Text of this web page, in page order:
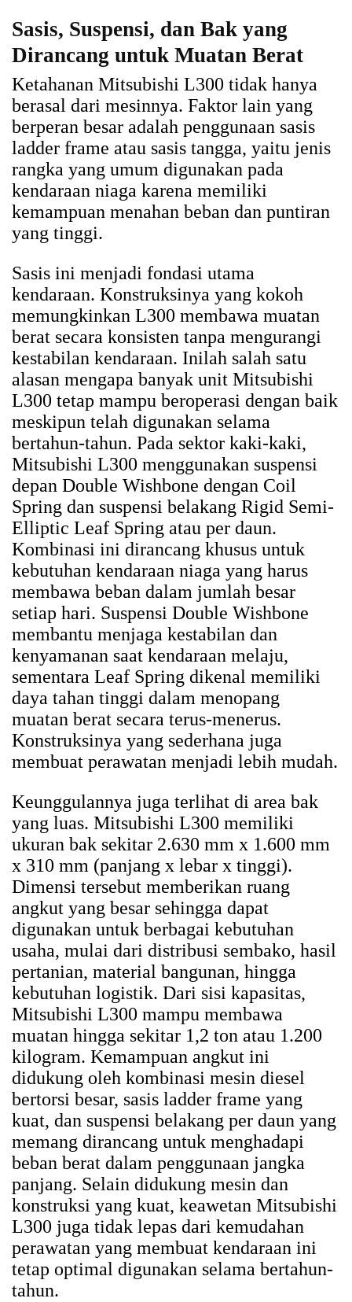
Sasis, Suspensi, dan Bak yang
Dirancang untuk Muatan Berat
Ketahanan Mitsubishi L300 tidak hanya
berasal dari mesinnya. Faktor lain yang
berperan besar adalah penggunaan sasis
ladder frame atau sasis tangga, yaitu jenis
rangka yang umum digunakan pada
kendaraan niaga karena memiliki
kemampuan menahan beban dan puntiran
yang tinggi.
Sasis ini menjadi fondasi utama
kendaraan. Konstruksinya yang kokoh
memungkinkan L300 membawa muatan
berat secara konsisten tanpa mengurangi
kestabilan kendaraan. Inilah salah satu
alasan mengapa banyak unit Mitsubishi
L300 tetap mampu beroperasi dengan baik
meskipun telah digunakan selama
bertahun-tahun. Pada sektor kaki-kaki,
Mitsubishi L300 menggunakan suspensi
depan Double Wishbone dengan Coil
Spring dan suspensi belakang Rigid Semi-
Elliptic Leaf Spring atau per daun.
Kombinasi ini dirancang khusus untuk
kebutuhan kendaraan niaga yang harus
membawa beban dalam jumlah besar
setiap hari. Suspensi Double Wishbone
membantu menjaga kestabilan dan
kenyamanan saat kendaraan melaju,
sementara Leaf Spring dikenal memiliki
daya tahan tinggi dalam menopang
muatan berat secara terus-menerus.
Konstruksinya yang sederhana juga
membuat perawatan menjadi lebih mudah.
Keunggulannya juga terlihat di area bak
yang luas. Mitsubishi L300 memiliki
ukuran bak sekitar 2.630 mm x 1.600 mm
x 310 mm (panjang x lebar x tinggi).
Dimensi tersebut memberikan ruang
angkut yang besar sehingga dapat
digunakan untuk berbagai kebutuhan
usaha, mulai dari distribusi sembako, hasil
pertanian, material bangunan, hingga
kebutuhan logistik. Dari sisi kapasitas,
Mitsubishi L300 mampu membawa
muatan hingga sekitar 1,2 ton atau 1.200
kilogram. Kemampuan angkut ini
didukung oleh kombinasi mesin diesel
bertorsi besar, sasis ladder frame yang
kuat, dan suspensi belakang per daun yang
memang dirancang untuk menghadapi
beban berat dalam penggunaan jangka
panjang. Selain didukung mesin dan
konstruksi yang kuat, keawetan Mitsubishi
L300 juga tidak lepas dari kemudahan
perawatan yang membuat kendaraan ini
tetap optimal digunakan selama bertahun-
tahun.